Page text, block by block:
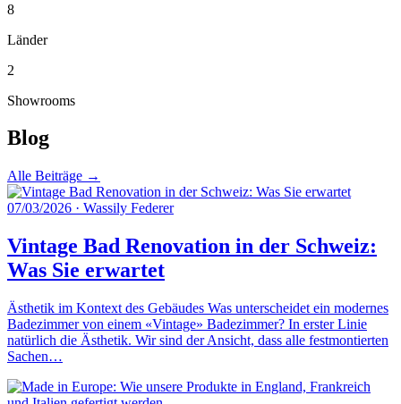
8
Länder
2
Showrooms
Blog
Alle Beiträge →
07/03/2026 · Wassily Federer
Vintage Bad Renovation in der Schweiz:
Was Sie erwartet
Ästhetik im Kontext des Gebäudes Was unterscheidet ein modernes
Badezimmer von einem «Vintage» Badezimmer? In erster Linie
natürlich die Ästhetik. Wir sind der Ansicht, dass alle festmontierten
Sachen…